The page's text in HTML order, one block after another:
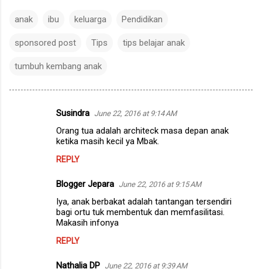
anak ibu keluarga Pendidikan
sponsored post Tips tips belajar anak
tumbuh kembang anak
Susindra June 22, 2016 at 9:14 AM
Orang tua adalah architeck masa depan anak
ketika masih kecil ya Mbak.
REPLY
Blogger Jepara June 22, 2016 at 9:15 AM
Iya, anak berbakat adalah tantangan tersendiri
bagi ortu tuk membentuk dan memfasilitasi.
Makasih infonya
REPLY
Nathalia DP June 22, 2016 at 9:39 AM